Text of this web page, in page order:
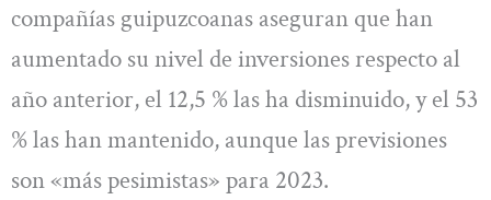
compañías guipuzcoanas aseguran que han
aumentado su nivel de inversiones respecto al
año anterior, el 12,5 % las ha disminuido, y el 53
% las han mantenido, aunque las previsiones
son «más pesimistas» para 2023.